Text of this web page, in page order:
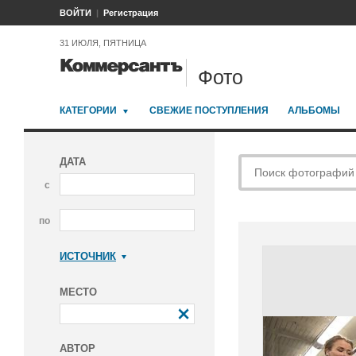
ВОЙТИ Регистрация
31 ИЮЛЯ, ПЯТНИЦА
Фото
КАТЕГОРИИ СВЕЖИЕ ПОСТУПЛЕНИЯ АЛЬБОМЫ
ДАТА
с
по
ИСТОЧНИК
МЕСТО
АВТОР